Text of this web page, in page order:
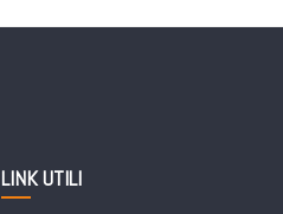
LINK UTILI